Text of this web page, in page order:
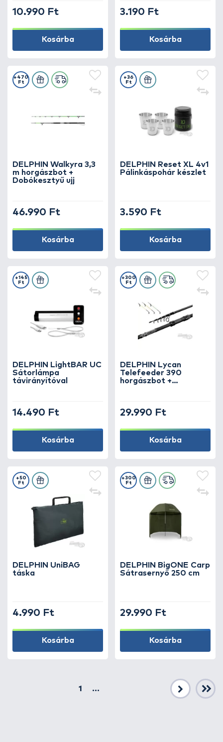
10.990 Ft
Kosárba
3.190 Ft
Kosárba
DELPHIN Walkyra 3,3
m horgászbot +
Dobókesztyű ujj
+470
Ft
46.990 Ft
Kosárba
DELPHIN Reset XL 4v1
Pálinkáspohár készlet
+36
Ft
3.590 Ft
Kosárba
DELPHIN LightBAR UC
Sátorlámpa
távirányítóval
+145
Ft
14.490 Ft
Kosárba
DELPHIN Lycan
Telefeeder 390
horgászbot +
+300
Ft
29.990 Ft
Kosárba
DELPHIN UniBAG
táska
+50
Ft
4.990 Ft
Kosárba
DELPHIN BigONE Carp
Sátrasernyő 250 cm
+300
Ft
29.990 Ft
Kosárba
1
...
Következő